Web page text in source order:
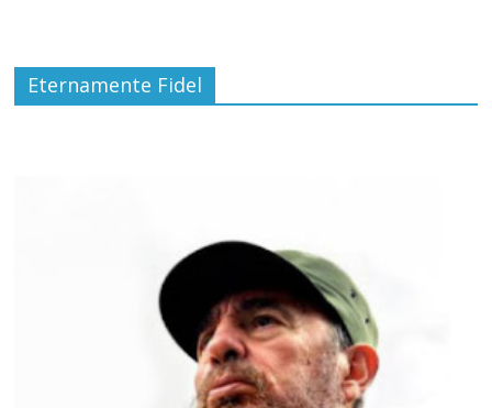
Eternamente Fidel